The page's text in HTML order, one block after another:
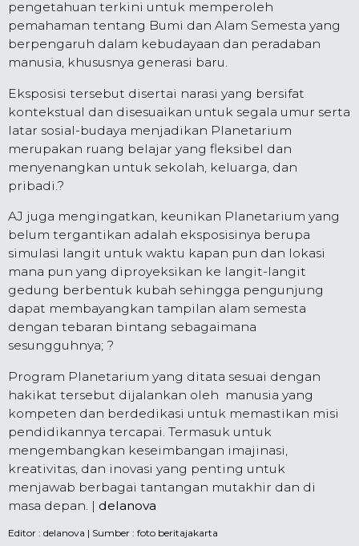
pengetahuan terkini untuk memperoleh
pemahaman tentang Bumi dan Alam Semesta yang
berpengaruh dalam kebudayaan dan peradaban
manusia, khususnya generasi baru.
Eksposisi tersebut disertai narasi yang bersifat
kontekstual dan disesuaikan untuk segala umur serta
latar sosial-budaya menjadikan Planetarium
merupakan ruang belajar yang fleksibel dan
menyenangkan untuk sekolah, keluarga, dan
pribadi.?
AJ juga mengingatkan, keunikan Planetarium yang
belum tergantikan adalah eksposisinya berupa
simulasi langit untuk waktu kapan pun dan lokasi
mana pun yang diproyeksikan ke langit-langit
gedung berbentuk kubah sehingga pengunjung
dapat membayangkan tampilan alam semesta
dengan tebaran bintang sebagaimana
sesungguhnya; ?
Program Planetarium yang ditata sesuai dengan
hakikat tersebut dijalankan oleh manusia yang
kompeten dan berdedikasi untuk memastikan misi
pendidikannya tercapai. Termasuk untuk
mengembangkan keseimbangan imajinasi,
kreativitas, dan inovasi yang penting untuk
menjawab berbagai tantangan mutakhir dan di
masa depan. | delanova
Editor : delanova | Sumber : foto beritajakarta